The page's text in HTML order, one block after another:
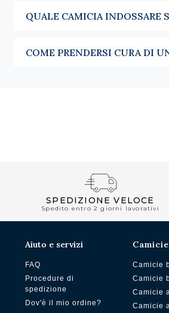
QUALE CAMICIA INDOSSARE
COME PRENDERSI CURA DI
SPEDIZIONE VELOCE
Spedito entro 2 giorni lavorativi
Aiuto e servizi
FAQ
Procedure di
spedizione
Dov'è il mio ordine?
Camicie
Camicie
Camicie
Camicie